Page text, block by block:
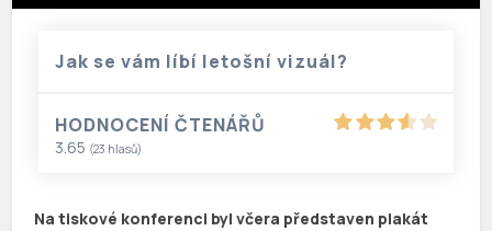
Jak se vám líbí letošní vizuál?
HODNOCENÍ ČTENÁŘŮ
3.65 (23 hlasů)
Na tiskové konferenci byl včera představen plakát